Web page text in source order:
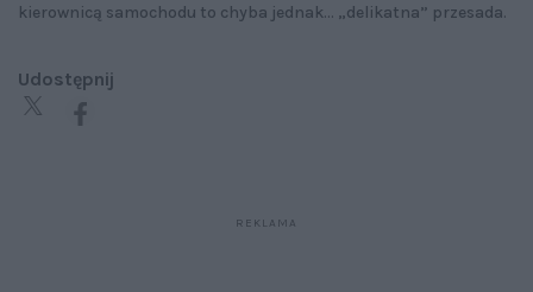
kierownicą samochodu to chyba jednak... „delikatna” przesada.
Udostępnij